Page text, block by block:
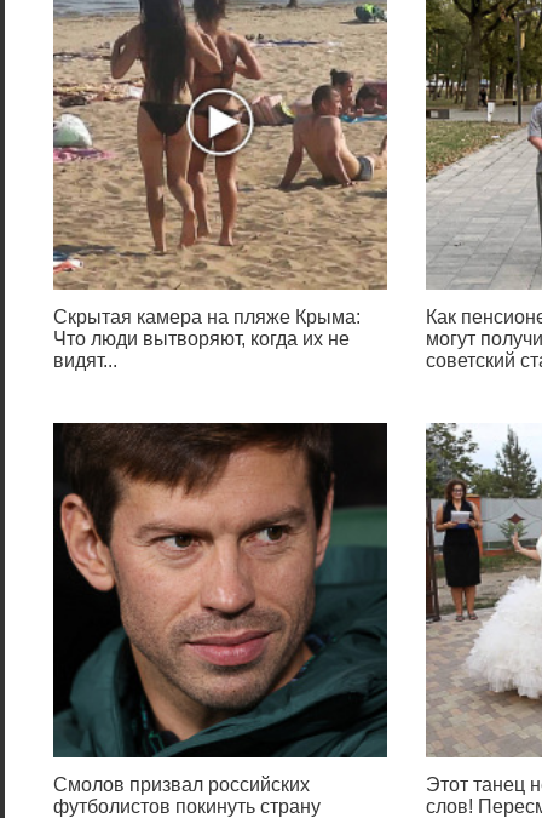
Скрытая камера на пляже Крыма:
Что люди вытворяют, когда их не
видят...
Как
могут
советский
Смолов призвал российских
футболистов покинуть страну
Этот танец
слов!